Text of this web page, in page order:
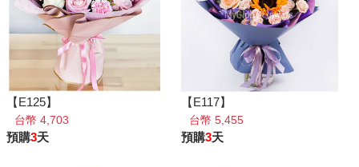
【E125】
台幣 4,703
預購3天
【E117】
台幣 5,455
預購3天